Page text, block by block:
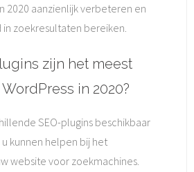
2020 aanzienlijk verbeteren en
zoekresultaten bereiken.
zijn het meest
in 2020?
SEO-plugins beschikbaar
kunnen helpen bij het
website voor zoekmachines.